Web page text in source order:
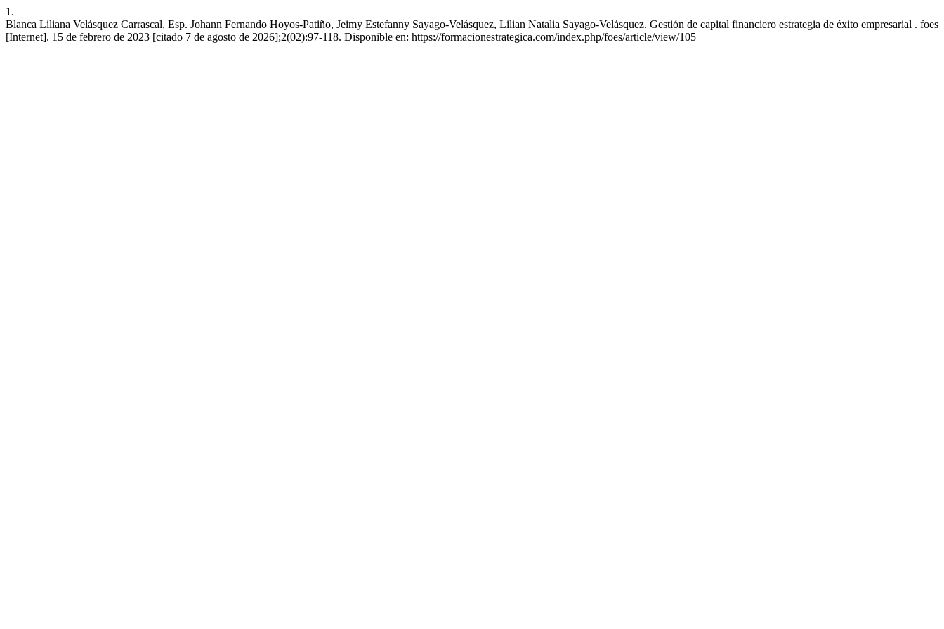
1.
Blanca Liliana Velásquez Carrascal, Esp. Johann Fernando Hoyos-Patiño, Jeimy Estefanny Sayago-Velásquez, Lilian Natalia Sayago-Velásquez. Gestión de capital financiero estrategia de éxito empresarial . foes
[Internet]. 15 de febrero de 2023 [citado 7 de agosto de 2026];2(02):97-118. Disponible en: https://formacionestrategica.com/index.php/foes/article/view/105